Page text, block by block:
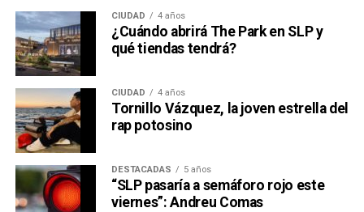
CIUDAD 4 años
¿Cuándo abrirá The Park en SLP y
qué tiendas tendrá?
CIUDAD 4 años
Tornillo Vázquez, la joven estrella del
rap potosino
DESTACADAS 5 años
“SLP pasaría a semáforo rojo este
viernes”: Andreu Comas